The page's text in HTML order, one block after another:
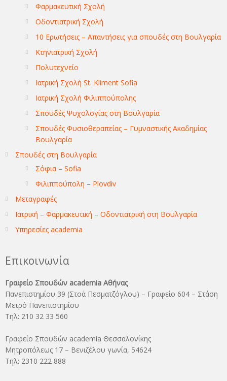
Φαρμακευτική Σχολή
Οδοντιατρική Σχολή
10 Ερωτήσεις – Απαντήσεις για σπουδές στη Βουλγαρία
Κτηνιατρική Σχολή
Πολυτεχνείο
Ιατρική Σχολή St. Kliment Sofia
Ιατρική Σχολή Φιλιππούπολης
Σπουδές Ψυχολογίας στη Βουλγαρία
Σπουδές Φυσιοθεραπείας – Γυμναστικής Ακαδημίας
Βουλγαρία
Σπουδές στη Βουλγαρία
Σόφια – Sofia
Φιλιππούπολη – Plovdiv
Μεταγραφές
Ιατρική – Φαρμακευτική – Οδοντιατρική στη Βουλγαρία
Υπηρεσίες academia
Επικοινωνία
Γραφείο Σπουδών academia Αθήνας
Πανεπιστημίου 39 (Στοά Πεσματζόγλου) – Γραφείο 604 – Στάση
Μετρό Πανεπιστημίου
Τηλ: 210 32 33 560
Γραφείο Σπουδών academia Θεσσαλονίκης
Μητροπόλεως 17 – Βενιζέλου γωνία, 54624
Τηλ: 2310 222 888